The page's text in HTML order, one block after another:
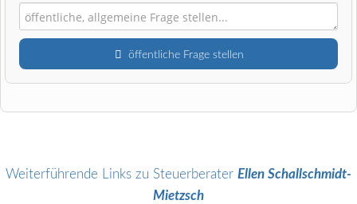
öffentliche Frage stellen
Name
Weiterführende Links zu Steuerberater Ellen Schallschmidt-
Mietzsch